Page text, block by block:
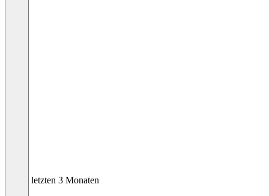
In den letzten 3 Monaten